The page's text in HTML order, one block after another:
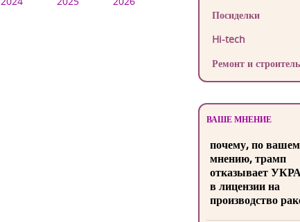
Посиделки
Hi-tech
Ремонт и
ВАШЕ МНЕНИЕ
почему, по
мнению, трамп
отказывает
в лицензии на
производство